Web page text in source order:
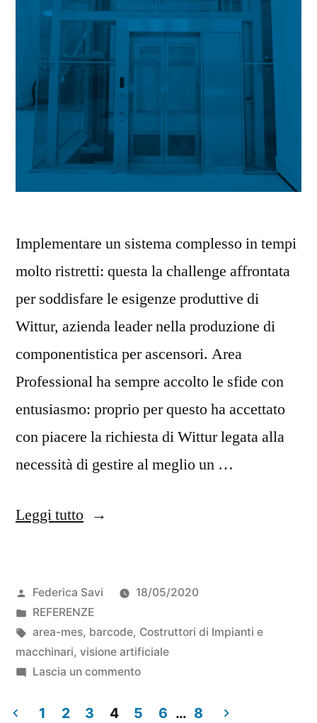
Implementare un sistema complesso in tempi
molto ristretti: questa la challenge affrontata
per soddisfare le esigenze produttive di
Wittur, azienda leader nella produzione di
componentistica per ascensori. Area
Professional ha sempre accolto le sfide con
entusiasmo: proprio per questo ha accettato
con piacere la richiesta di Wittur legata alla
necessità di gestire al meglio un …
Leggi tutto
Federica Savi
18/05/2020
REFERENZE
area-mes, barcode, Costruttori di Impianti e
macchinari, visione artificiale
Lascia un commento
1 2 3 4 5 6 … 8